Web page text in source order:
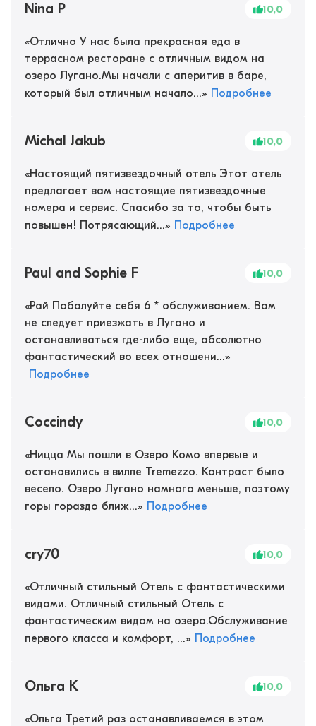
Nina P 10,0
«Отлично У нас была прекрасная еда в
террасном ресторане с отличным видом на
озеро Лугано.Мы начали с аперитив в баре,
который был отличным начало...» Подробнее
Michal Jakub 10,0
«Настоящий пятизвездочный отель Этот отель
предлагает вам настоящие пятизвездочные
номера и сервис. Спасибо за то, чтобы быть
повышен! Потрясающий...» Подробнее
Paul and Sophie F 10,0
«Рай Побалуйте себя 6 * обслуживанием. Вам
не следует приезжать в Лугано и
останавливаться где-либо еще, абсолютно
фантастический во всех отношени...»
Подробнее
Coccindy 10,0
«Ницца Мы пошли в Озеро Комо впервые и
остановились в вилле Tremezzo. Контраст было
весело. Озеро Лугано намного меньше, поэтому
горы гораздо ближ...» Подробнее
cry70 10,0
«Отличный стильный Отель с фантастическими
видами. Отличный стильный Отель с
фантастическим видом на озеро.Обслуживание
первого класса и комфорт, ...» Подробнее
Ольга К 10,0
«Ольга Третий раз останавливаемся в этом